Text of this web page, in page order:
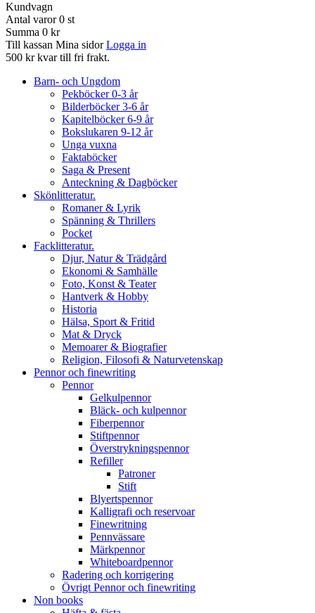
Kundvagn
Antal varor 0 st
Summa 0 kr
Till kassan Mina sidor Logga in
500 kr kvar till fri frakt.
Barn- och Ungdom
Pekböcker 0-3 år
Bilderböcker 3-6 år
Kapitelböcker 6-9 år
Bokslukaren 9-12 år
Unga vuxna
Faktaböcker
Saga & Present
Anteckning & Dagböcker
Skönlitteratur.
Romaner & Lyrik
Spänning & Thrillers
Pocket
Facklitteratur.
Djur, Natur & Trädgård
Ekonomi & Samhälle
Foto, Konst & Teater
Hantverk & Hobby
Historia
Hälsa, Sport & Fritid
Mat & Dryck
Memoarer & Biografier
Religion, Filosofi & Naturvetenskap
Pennor och finewriting
Pennor
Gelkulpennor
Bläck- och kulpennor
Fiberpennor
Stiftpennor
Överstrykningspennor
Refiller
Patroner
Stift
Blyertspennor
Kalligrafi och reservoar
Finewritning
Pennvässare
Märkpennor
Whiteboardpennor
Radering och korrigering
Övrigt Pennor och finewriting
Non books